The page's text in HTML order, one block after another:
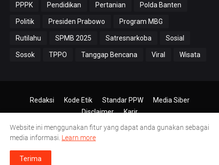
PPPK Pendidikan Pertanian Polda Banten
Politik Presiden Prabowo Program MBG
Rutilahu SPMB 2025 Satresnarkoba Sosial
Sosok TPPO Tanggap Bencana Viral Wisata
© 2024-2026PT.Antero Inti Media
Redaksi Kode Etik Standar PPW
Media Siber
Disclaimer
Karir
Website ini menggunakan fitur yang dapat anda gunakan sebagai
media informasi. Learn more
Terima
Bersama Muspika Gelar Sosialisasi Cegah Bullyng dan Narkoba,